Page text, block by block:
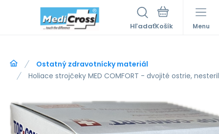
Hľadať Menu
Ostatný zdravotnícky materiál
Holiace strojčeky MED COMFORT - dvojité ostrie,